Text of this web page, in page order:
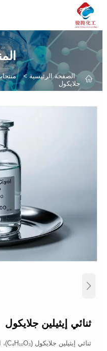
 الصفحة الرئيسية >
جلايكول

ثنائي إيثيلين جلايكول